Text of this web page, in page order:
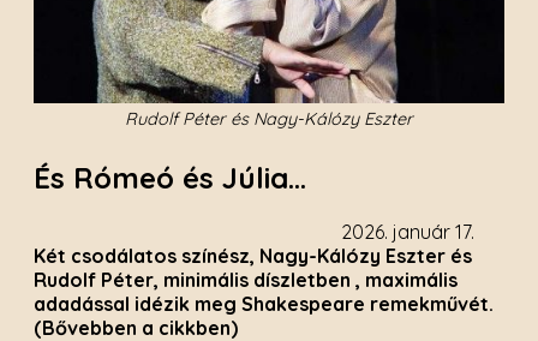
Rudolf Péter és Nagy-Kálózy Eszter
És Rómeó és Júlia...
2026. január 17.
Két csodálatos színész, Nagy-Kálózy Eszter és
Rudolf Péter, minimális díszletben , maximális
adadással idézik meg Shakespeare remekművét.
(Bővebben a cikkben)